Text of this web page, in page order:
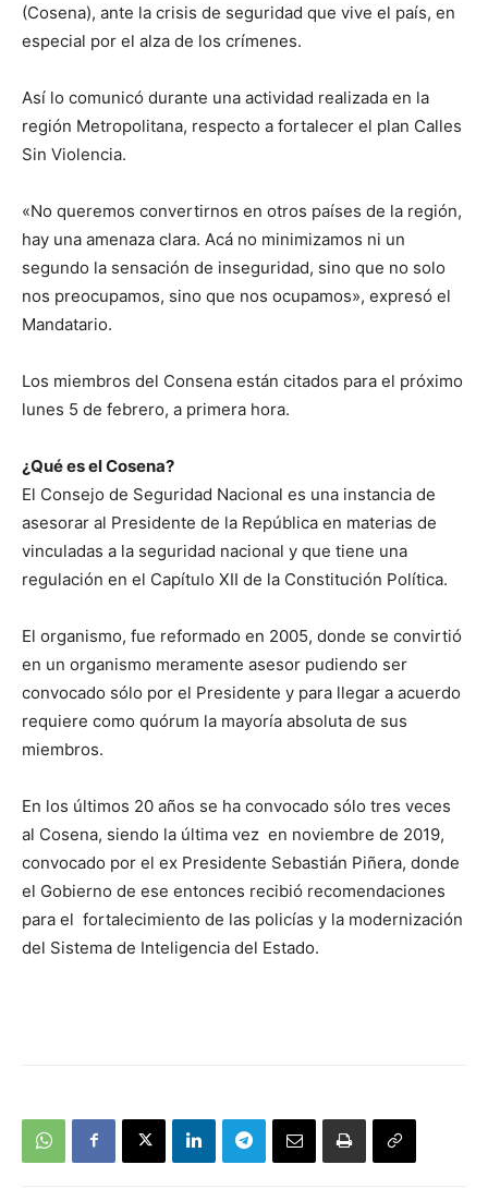
(Cosena), ante la crisis de seguridad que vive el país, en
especial por el alza de los crímenes.
Así lo comunicó durante una actividad realizada en la
región Metropolitana, respecto a fortalecer el plan Calles
Sin Violencia.
«No queremos convertirnos en otros países de la región,
hay una amenaza clara. Acá no minimizamos ni un
segundo la sensación de inseguridad, sino que no solo
nos preocupamos, sino que nos ocupamos», expresó el
Mandatario.
Los miembros del Consena están citados para el próximo
lunes 5 de febrero, a primera hora.
¿Qué es el Cosena?
El Consejo de Seguridad Nacional es una instancia de
asesorar al Presidente de la República en materias de
vinculadas a la seguridad nacional y que tiene una
regulación en el Capítulo XII de la Constitución Política.
El organismo, fue reformado en 2005, donde se convirtió
en un organismo meramente asesor pudiendo ser
convocado sólo por el Presidente y para llegar a acuerdo
requiere como quórum la mayoría absoluta de sus
miembros.
En los últimos 20 años se ha convocado sólo tres veces
al Cosena, siendo la última vez en noviembre de 2019,
convocado por el ex Presidente Sebastián Piñera, donde
el Gobierno de ese entonces recibió recomendaciones
para el fortalecimiento de las policías y la modernización
del Sistema de Inteligencia del Estado.